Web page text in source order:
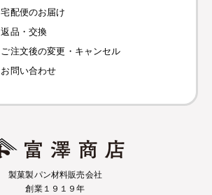
宅配便のお届け
返品・交換
ご注文後の変更・キャンセル
お問い合わせ
製菓製パン材料販売会社
創業１９１９年